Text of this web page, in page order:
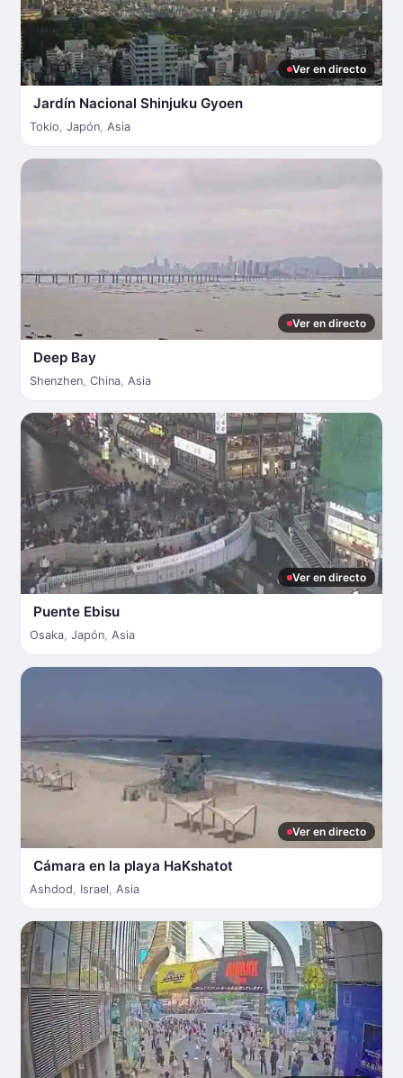
Ver en directo
Jardín Nacional Shinjuku Gyoen
Tokio, Japón, Asia
Ver en directo
Deep Bay
Shenzhen, China, Asia
Ver en directo
Puente Ebisu
Osaka, Japón, Asia
Ver en directo
Cámara en la playa HaKshatot
Ashdod, Israel, Asia